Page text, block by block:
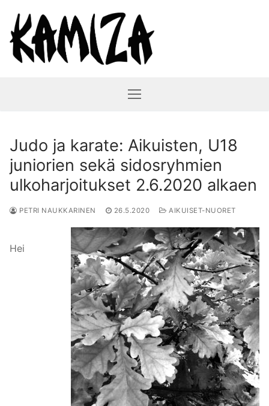
sisältöön
Judo ja karate: Aikuisten, U18
juniorien sekä sidosryhmien
ulkoharjoitukset 2.6.2020 alkaen
PETRI NAUKKARINEN 26.5.2020 AIKUISET-NUORET
Hei